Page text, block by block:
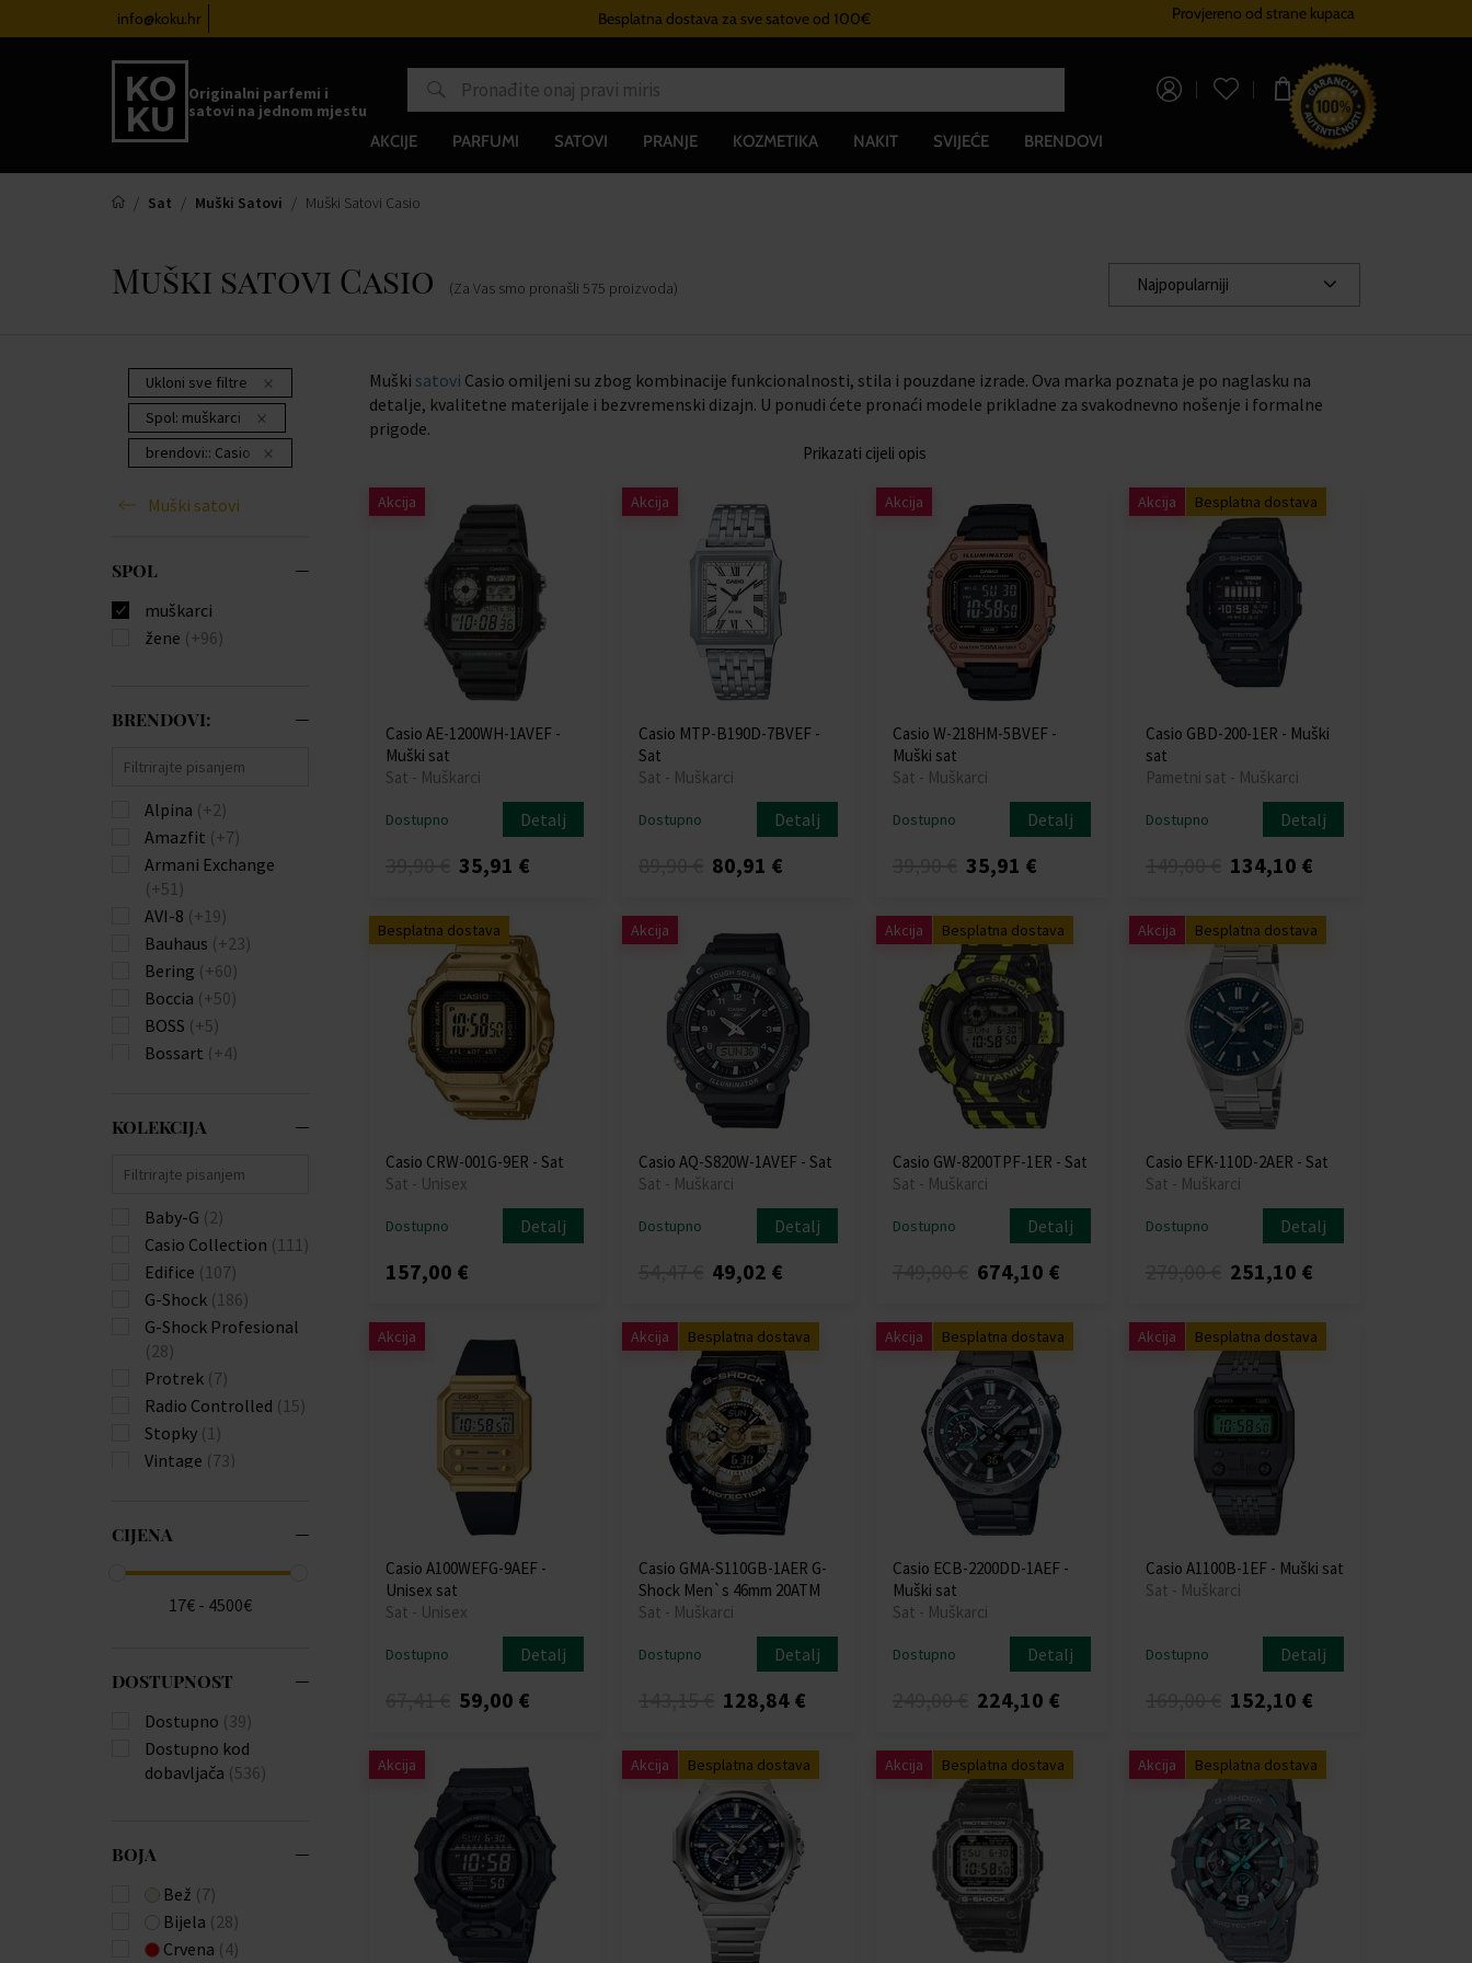
info@koku.hr Besplatna dostava za sve satove od 100€ Sustav vjernostiProvjereno od strane kupaca
Originalni parfemi i
satovi na jednom mjestu
0,00 €
AKCIJE PARFUMI SATOVI PRANJE KOZMETIKA NAKIT SVIJEĆE BRENDOVI
Sat Muški Satovi Muški Satovi Casio
Muški satovi Casio (Za Vas smo pronašli 575 proizvoda) Najpopularniji
Ukloni sve filtre
Spol: muškarci
brendovi:: Casio
Muški satovi
SPOL
muškarci
žene (+96)
BRENDOVI:
Alpina (+2)
Amazfit (+7)
Armani Exchange
(+51)
AVI-8 (+19)
Bauhaus (+23)
Bering (+60)
Boccia (+50)
BOSS (+5)
Bossart (+4)
Calvin Klein
Carneo
(+18)
Casio
Citizen(+174)
Claude Bernard
Daniel Wellington
(+4)
Diesel
Donoval(+21)
Edox(+10)
Emporio Armani
(+196)
Festina
Frederique Constant
Garmin(+7)
Guess(+406)
Hammer(+1)
Ingersoll
Jacques Lemans
(+143)
Jaguar
(+173)
KOLEKCIJA
Baby-G (2)
Casio Collection (111)
Edifice (107)
G-Shock (186)
G-Shock Profesional
(28)
Protrek (7)
Radio Controlled (15)
Stopky (1)
Vintage (73)
CIJENA
17€ - 4500€
DOSTUPNOST
Dostupno (39)
Dostupno kod
dobavljača (536)
BOJA
Bež (7)
Bijela (28)
Crvena (4)
Muški satovi Casio omiljeni su zbog kombinacije funkcionalnosti, stila i pouzdane izrade. Ova marka poznata je po naglasku na
detalje, kvalitetne materijale i bezvremenski dizajn. U ponudi ćete pronaći modele prikladne za svakodnevno nošenje i formalne
prigode.
Prikazati cijeli opis
Akcija
Casio AE-1200WH-1AVEF -
Muški sat
Sat - Muškarci
Dostupno Detalj
35,91 €
Akcija
Casio MTP-B190D-7BVEF -
Sat
Sat - Muškarci
Dostupno Detalj
80,91 €
Akcija
Casio W-218HM-5BVEF -
Muški sat
Sat - Muškarci
Dostupno Detalj
35,91 €
Akcija Besplatna dostava
Casio GBD-200-1ER - Muški
sat
Pametni sat - Muškarci
Dostupno Detalj
134,10 €
Besplatna dostava
Casio CRW-001G-9ER - Sat
Sat - Unisex
Dostupno Detalj
157,00 €
Akcija
Casio AQ-S820W-1AVEF - Sat
Sat - Muškarci
Dostupno Detalj
49,02 €
Akcija Besplatna dostava
Casio GW-8200TPF-1ER - Sat
Sat - Muškarci
Dostupno Detalj
674,10 €
Akcija Besplatna dostava
Casio EFK-110D-2AER - Sat
Sat - Muškarci
Dostupno Detalj
251,10 €
Akcija
Casio A100WEFG-9AEF -
Unisex sat
Sat - Unisex
Dostupno Detalj
59,00 €
Akcija Besplatna dostava
Casio GMA-S110GB-1AER G-
Shock Men`s 46mm 20ATM
Sat - Muškarci
Dostupno Detalj
128,84 €
Akcija Besplatna dostava
Casio ECB-2200DD-1AEF -
Muški sat
Sat - Muškarci
Dostupno Detalj
224,10 €
Akcija Besplatna dostava
Casio A1100B-1EF - Muški sat
Sat - Muškarci
Dostupno Detalj
152,10 €
Akcija Akcija Besplatna dostava Akcija Besplatna dostava Akcija Besplatna dostava